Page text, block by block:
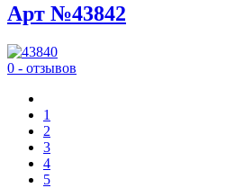
Арт №43842
0 - отзывов
1
2
3
4
5